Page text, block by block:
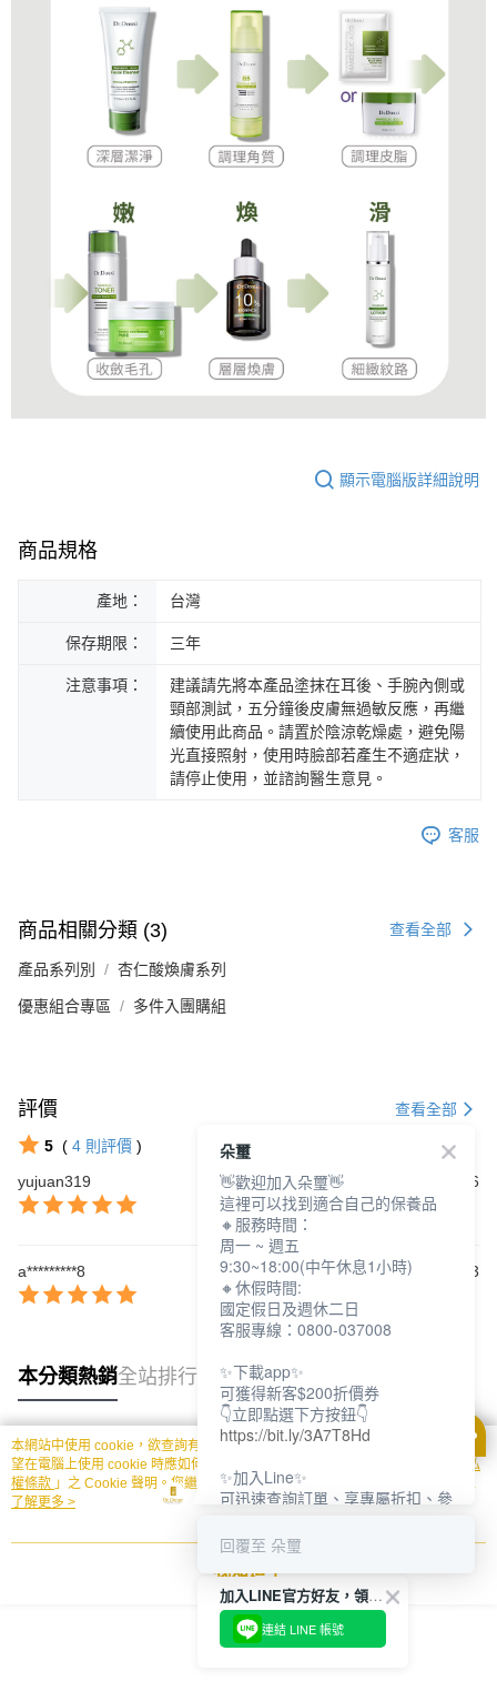
顯示電腦版詳細說明
商品規格
產地： 台灣
保存期限： 三年
注意事項：
建議請先將本產品塗抹在耳後、手腕內側或
頸部測試，五分鐘後皮膚無過敏反應，再繼
續使用此商品。請置於陰涼乾燥處，避免陽
光直接照射，使用時臉部若產生不適症狀，
請停止使用，並諮詢醫生意見。
客服
商品相關分類 (3) 查看全部
產品系列別 杏仁酸煥膚系列
優惠組合專區 多件入團購組
評價 查看全部
5 ( 4 則評價 )
yujuan319
2024/07/06
a*********8 2024/04/03
本分類熱銷全站排行
熱門標籤
本網站中使用 cookie，欲查詢有關本網站使用 cookie 方式之詳情，及若您不希
望在電腦上使用 cookie 時應如何變更電腦的 cookie 設定，請參閱本網站「
隱私
權條款 」之 Cookie 聲明。您繼續使用本網站即表示您同意本公司得按本網站使
用條款之 Cookie 聲明使用 cookie。
了解更多 >
我知道了
加入LINE官方好友，領取$200折價券
連結 LINE 帳號
朵璽
👋歡迎加入朵璽👋
這裡可以找到適合自己的保養品
🔸服務時間：
周一 ~ 週五
9:30~18:00(中午休息1小時)
🔸休假時間:
國定假日及週休二日
客服專線：0800-037008
✨下載app✨
可獲得新客$200折價券
👇立即點選下方按鈕👇
https://bit.ly/3A7T8Hd
✨加入Line✨
可迅速查詢訂單、享專屬折扣、參
👇立即點選下方按鈕👇
✨追蹤IG✨
👇立即點選下方按鈕👇
https://bit.ly/3w8zJm1
回覆至 朵璽